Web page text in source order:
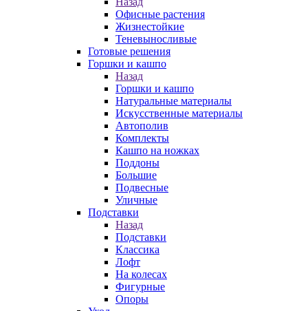
Офисные растения
Жизнестойкие
Теневыносливые
Готовые решения
Горшки и кашпо
Назад
Горшки и кашпо
Натуральные материалы
Искусственные материалы
Автополив
Комплекты
Кашпо на ножках
Поддоны
Большие
Подвесные
Уличные
Подставки
Назад
Подставки
Классика
Лофт
На колесах
Фигурные
Опоры